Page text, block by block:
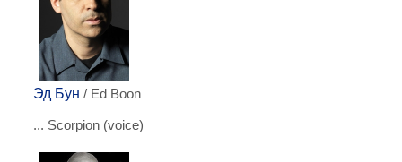
Эд Бун / Ed Boon
... Scorpion (voice)